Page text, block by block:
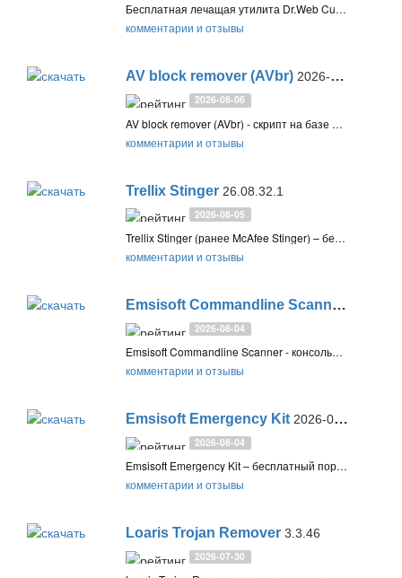
Бесплатная лечащая утилита Dr.Web CureIt! – незаменимое средство для лечения Вашего компьютера от вирусов и нежелательных программ при помощи антивируса Dr.Web
комментарии и отзывы
AV block remover (AVbr) 2026-08-05
2026-08-06
AV block remover (AVbr) - скрипт на базе антивирусной утилиты AVZ, который удаляет майнер, блокирующий работу антивирусов и открытие антивирусных сайтов
комментарии и отзывы
Trellix Stinger 26.08.32.1
2026-08-05
Trellix Stinger (ранее McAfee Stinger) – бесплатная портативная утилита для обнаружения и удаления конкретных вирусов и вредоносного ПО с заражённой системы. Не требует установки, использует сканирование руткитов и репутацию файлов GTI. Не заменяет полноценный антивирус
комментарии и отзывы
Emsisoft Commandline Scanner
2026-08-04
Emsisoft Commandline Scanner - консольный антивирусный сканер с движками Bitdefender и Emsisoft для профессионалов. Управление через командную строку позволяет автоматизировать процессы проверки ПК и удаления обнаруженных угроз
комментарии и отзывы
Emsisoft Emergency Kit 2026-08-03
2026-08-04
Emsisoft Emergency Kit – бесплатный портативный антивирус, который может быть использован без установки и Интернета для сканирования с помощью движков Bitdefender и Emsisoft, а также лечения зараженного компьютера от вредоносного ПО, используя USB-флешку
комментарии и отзывы
Loaris Trojan Remover 3.3.46
2026-07-30